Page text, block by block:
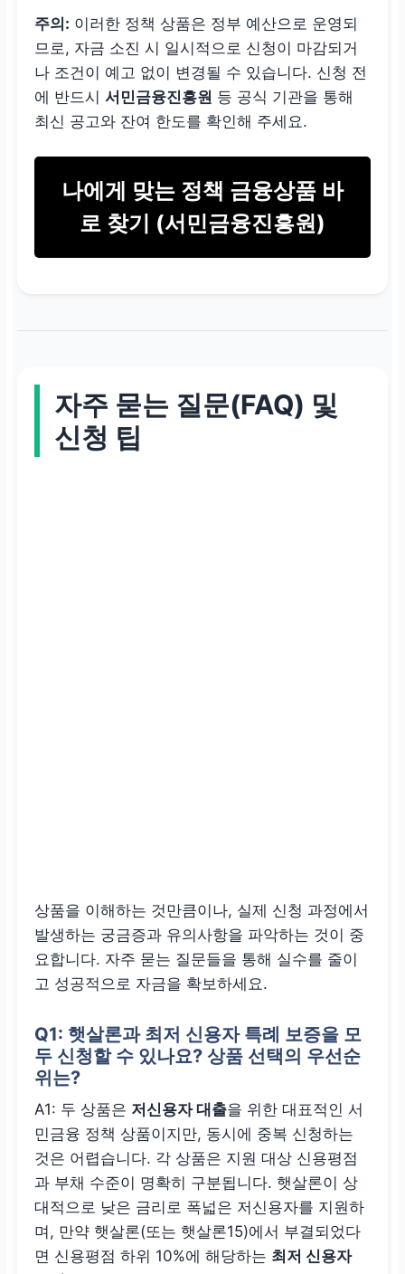
생계자금 마련 및 고금
리 대출 대환
사금융 등 초고금리 대
취급 기관
대출 한도
주의: 이러한 정책 상품은 정부 예산으로 운영되
므로, 자금 소진 시 일시적으로 신청이 마감되거
나 조건이 예고 없이 변경될 수 있습니다. 신청 전
에 반드시서민금융진흥원 등 공식 기관을 통해
최신 공고와 잔여 한도를 확인해 주세요.
나에게 맞는 정책 금융상품 바
로 찾기 (서민금융진흥원)
자주 묻는 질문(FAQ) 및
신청 팁
상품을 이해하는 것만큼이나, 실제 신청 과정에서
발생하는 궁금증과 유의사항을 파악하는 것이 중
요합니다. 자주 묻는 질문들을 통해 실수를 줄이
고 성공적으로 자금을 확보하세요.
Q1: 햇살론과 최저 신용자 특례 보증을 모
두 신청할 수 있나요? 상품 선택의 우선순
위는?
A1: 두 상품은 저신용자 대출을 위한 대표적인 서
민금융 정책 상품이지만, 동시에 중복 신청하는
것은 어렵습니다. 각 상품은 지원 대상 신용평점
과 부채 수준이 명확히 구분됩니다. 햇살론이 상
대적으로 낮은 금리로 폭넓은 저신용자를 지원하
며, 만약 햇살론(또는 햇살론15)에서 부결되었다
면 신용평점 하위 10%에 해당하는 최저 신용자